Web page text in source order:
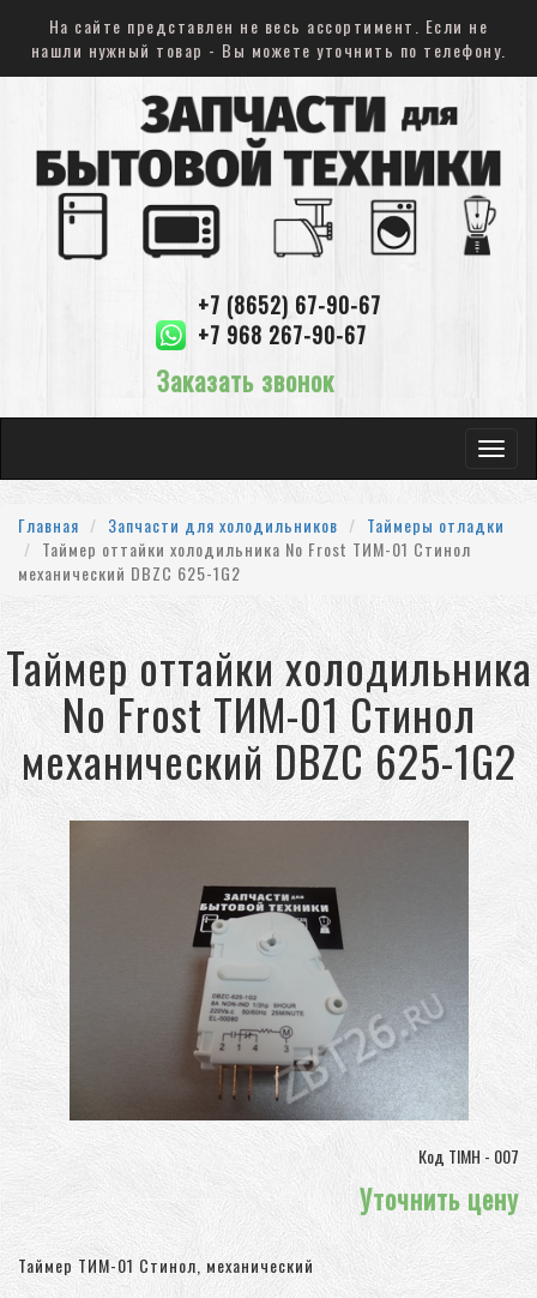
На сайте представлен не весь ассортимент. Если не
нашли нужный товар - Вы можете уточнить по телефону.
+7 (8652) 67-90-67
+7 968 267-90-67
Заказать звонок
Toggle
Главная
Запчасти для холодильников
Таймеры отладки
Таймер оттайки холодильника No Frost ТИМ-01 Стинол
механический DBZC 625-1G2
Таймер оттайки холодильника
No Frost ТИМ-01 Стинол
механический DBZC 625-1G2
Код TIMH - 007
Уточнить цену
Таймер ТИМ-01 Стинол, механический